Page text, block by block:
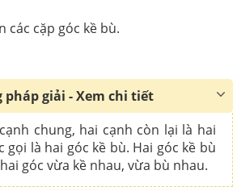
các cặp góc kề bù.
pháp giải - Xem chi tiết
chung, hai cạnh còn lại là hai
là hai góc kề bù. Hai góc kề bù
góc vừa kề nhau, vừa bù nhau.